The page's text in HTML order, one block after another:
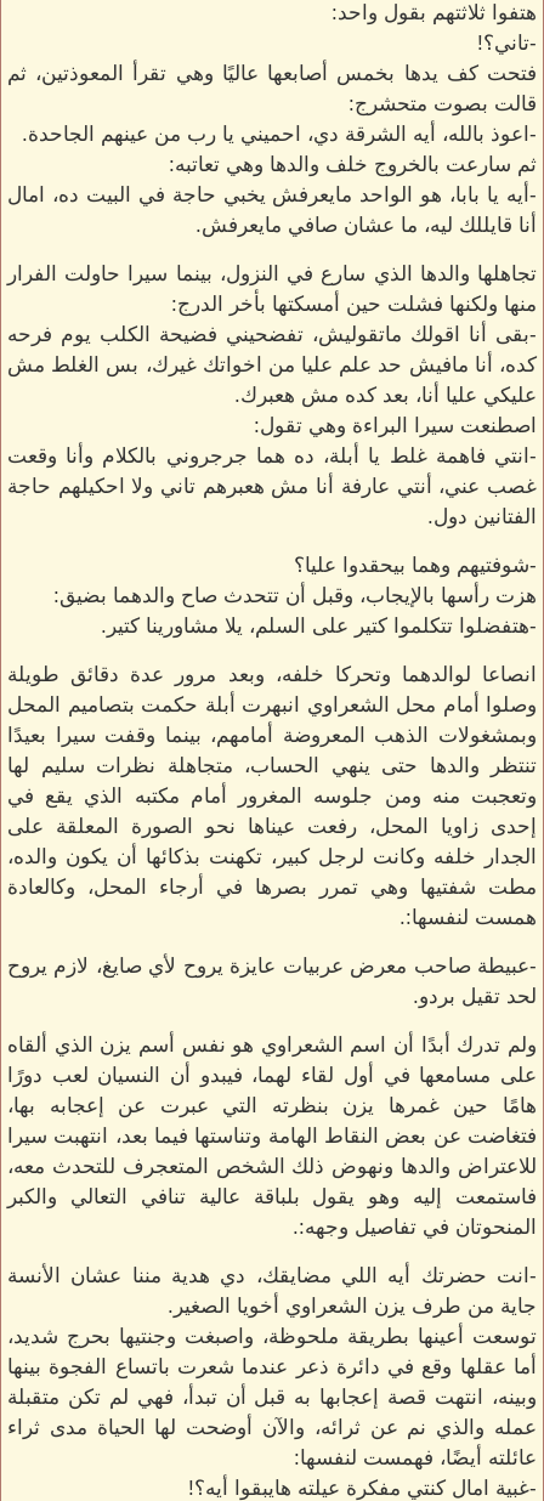
هتفوا ثلاثتهم بقول واحد:
-تاني؟!
فتحت كف يدها بخمس أصابعها عاليًا وهي تقرأ المعوذتين، ثم
قالت بصوت متحشرج:
-اعوذ بالله، أيه الشرقة دي، احميني يا رب من عينهم الجاحدة.
ثم سارعت بالخروج خلف والدها وهي تعاتبه:
-أيه يا بابا، هو الواحد مايعرفش يخبي حاجة في البيت ده، امال
أنا قايللك ليه، ما عشان صافي مايعرفش.
تجاهلها والدها الذي سارع في النزول، بينما سيرا حاولت الفرار
منها ولكنها فشلت حين أمسكتها بأخر الدرج:
-بقى أنا اقولك ماتقوليش، تفضحيني فضيحة الكلب يوم فرحه
كده، أنا مافيش حد علم عليا من اخواتك غيرك، بس الغلط مش
عليكي عليا أنا، بعد كده مش هعبرك.
اصطنعت سيرا البراءة وهي تقول:
-انتي فاهمة غلط يا أبلة، ده هما جرجروني بالكلام وأنا وقعت
غصب عني، أنتي عارفة أنا مش هعبرهم تاني ولا احكيلهم حاجة
الفتانين دول.
-شوفتيهم وهما بيحقدوا عليا؟
هزت رأسها بالإيجاب، وقبل أن تتحدث صاح والدهما بضيق:
-هتفضلوا تتكلموا كتير على السلم، يلا مشاورينا كتير.
انصاعا لوالدهما وتحركا خلفه، وبعد مرور عدة دقائق طويلة
وصلوا أمام محل الشعراوي انبهرت أبلة حكمت بتصاميم المحل
وبمشغولات الذهب المعروضة أمامهم، بينما وقفت سيرا بعيدًا
تنتظر والدها حتى ينهي الحساب، متجاهلة نظرات سليم لها
وتعجبت منه ومن جلوسه المغرور أمام مكتبه الذي يقع في
إحدى زاويا المحل، رفعت عيناها نحو الصورة المعلقة على
الجدار خلفه وكانت لرجل كبير، تكهنت بذكائها أن يكون والده،
مطت شفتيها وهي تمرر بصرها في أرجاء المحل، وكالعادة
همست لنفسها:.
-عبيطة صاحب معرض عربيات عايزة يروح لأي صايغ، لازم يروح
لحد تقيل بردو.
ولم تدرك أبدًا أن اسم الشعراوي هو نفس أسم يزن الذي ألقاه
على مسامعها في أول لقاء لهما، فيبدو أن النسيان لعب دورًا
هامًا حين غمرها يزن بنظرته التي عبرت عن إعجابه بها،
فتغاضت عن بعض النقاط الهامة وتناستها فيما بعد، انتهبت سيرا
للاعتراض والدها ونهوض ذلك الشخص المتعجرف للتحدث معه،
فاستمعت إليه وهو يقول بلباقة عالية تنافي التعالي والكبر
المنحوتان في تفاصيل وجهه:.
-انت حضرتك أيه اللي مضايقك، دي هدية مننا عشان الأنسة
جاية من طرف يزن الشعراوي أخويا الصغير.
توسعت أعينها بطريقة ملحوظة، واصبغت وجنتيها بحرج شديد،
أما عقلها وقع في دائرة ذعر عندما شعرت باتساع الفجوة بينها
وبينه، انتهت قصة إعجابها به قبل أن تبدأ، فهي لم تكن متقبلة
عمله والذي نم عن ثرائه، والآن أوضحت لها الحياة مدى ثراء
عائلته أيضًا، فهمست لنفسها:
-غبية امال كنتي مفكرة عيلته هايبقوا أيه؟!